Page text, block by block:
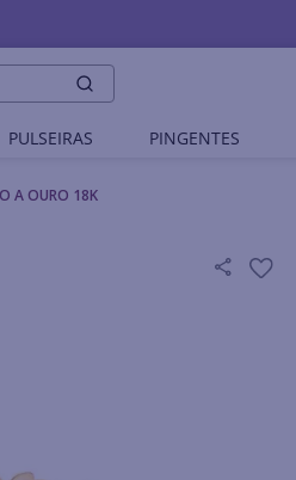
PULSEIRAS PINGENTES
A OURO 18K